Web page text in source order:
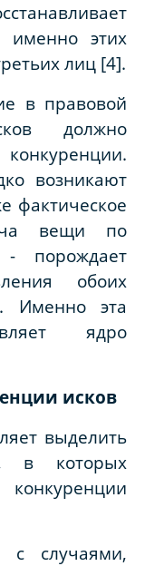
именно этих
лиц [4].
в правовой
должно
возникают
фактическое
вещи по
- порождает
обоих
Именно эта
ядро
исков
выделить
в которых
с случаями,